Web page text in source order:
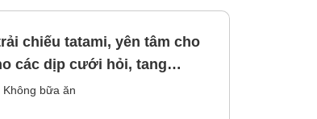
chiếu tatami, yên tâm cho
] [Không bao gồm bữa
Không bữa ăn